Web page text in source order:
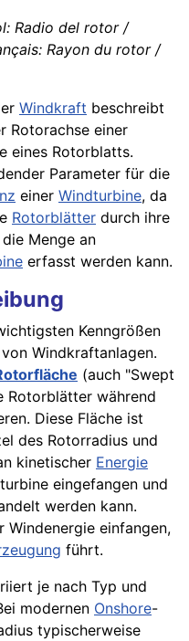
Radio del rotor /
Rayon du rotor /
Windkraft beschreibt
Rotorachse einer
eines Rotorblatts.
Parameter für die
einer Windturbine, da
Rotorblätter durch ihre
Menge an
erfasst werden kann.
Kenngrößen
von Windkraftanlagen.
(auch "Swept
Rotorblätter während
Diese Fläche ist
des Rotorradius und
kinetischer Energie
eingefangen und
werden kann.
Windenergie einfangen,
führt.
je nach Typ und
modernen Onshore-
typischerweise